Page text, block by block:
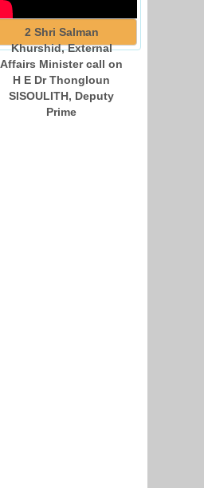
2 Shri Salman
Khurshid, External
Affairs Minister call on
H E Dr Thongloun
SISOULITH, Deputy
Prime